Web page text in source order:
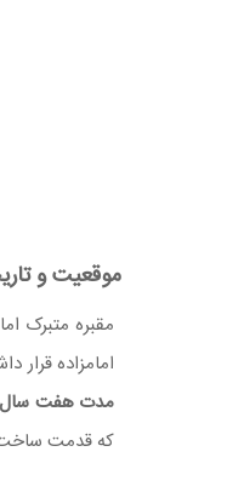
موقعیت و
مقبره متبرک
امامزاده
مدت هفت سال
که قدمت ساخت